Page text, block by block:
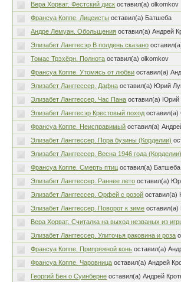
Вера Хорват. Фестский диск оставил(а) olkomkov
Франсуа Коппе. Лицеисты оставил(а) Батшеба
Андре Лемуан. Обольщения оставил(а) Андрей
Элизабет Ланггесэр В полдень сказано
Томас Трэхёрн. Полнота оставил(а) olkomkov
Франсуа Коппе. Утомясь от любви оставил(а)
Элизабет Ланггессер. Дафна оставил(а) Юрий
Элизабет Ланггессер. Час Пана оставил(а) Юрий
Элизабет Ланггесэр Крестовый поход оставил(а)
Франсуа Коппе. Неисправимый оставил(а)
Элизабет Ланггессер. Пора бузины (Корделии)
Элизабет Ланггессер. Весна 1946 года (Корделии)
Франсуа Коппе. Смерть птиц оставил(а) Батшеба
Элизабет Ланггессер. Раннее лето оставил(а)
Элизабет Ланггессер. Орфей с розой оставил(а)
Элизабет Ланггессер. Поворот к зиме
Вера Хорват. Считалка на выход незваных из
Элизабет Ланггессер. Улиточья раковина и роза
Франсуа Коппе. Припряжной конь оставил(а)
Франсуа Коппе. Чаровница оставил(а) Андрей
Георгий Бен о Суинберне оставил(а) Андрей